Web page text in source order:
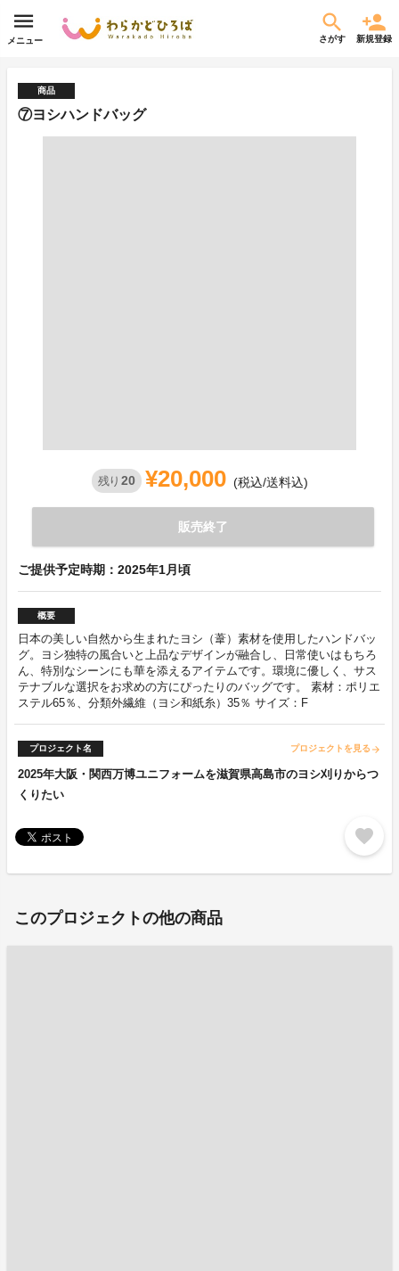
メニュー さがす 新規登録
商品
⑦ヨシハンドバッグ
残り 20 ¥20,000 (税込/送料込)
販売終了
ご提供予定時期：2025年1月頃
概要
日本の美しい自然から生まれたヨシ（葦）素材を使用したハンドバッ
グ。ヨシ独特の風合いと上品なデザインが融合し、日常使いはもちろ
ん、特別なシーンにも華を添えるアイテムです。環境に優しく、サス
テナブルな選択をお求めの方にぴったりのバッグです。 素材：ポリエ
ステル65％、分類外繊維（ヨシ和紙糸）35％ サイズ：F
プロジェクト名 プロジェクトを見る arrow_forward
2025年大阪・関西万博ユニフォームを滋賀県高島市のヨシ刈りからつ
くりたい
favorite
このプロジェクトの他の商品